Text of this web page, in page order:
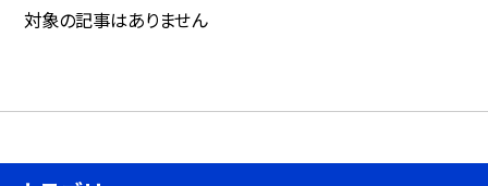
対象の記事はありません